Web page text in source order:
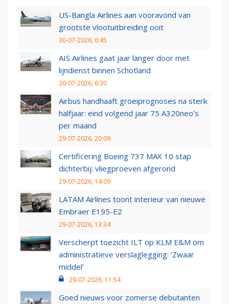
US-Bangla Airlines aan vooravond van
grootste vlootuitbreiding ooit
30-07-2026, 6:45
AIS Airlines gaat jaar langer door met
lijndienst binnen Schotland
30-07-2026, 6:30
Airbus handhaaft groeiprognoses na sterk
halfjaar: eind volgend jaar 75 A320neo’s
per maand
29-07-2026, 20:09
Certificering Boeing 737 MAX 10 stap
dichterbij: vliegproeven afgerond
29-07-2026, 14:09
LATAM Airlines toont interieur van nieuwe
Embraer E195-E2
29-07-2026, 13:34
Verscherpt toezicht ILT op KLM E&M om
administratieve verslaglegging: ‘Zwaar
middel’
29-07-2026, 11:54
Goed nieuws voor zomerse debutanten